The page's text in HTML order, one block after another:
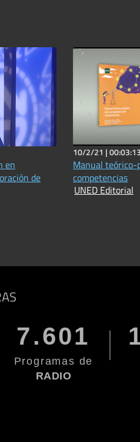
en
de
10/2/21 |00:03:13
Manual teórico-
competencias
UNED Editorial
7.601
Programas de
RADIO